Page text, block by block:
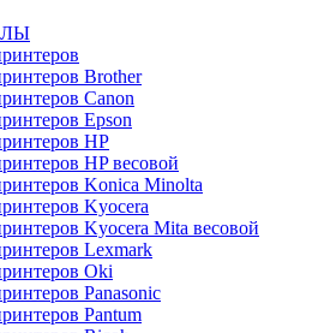
Brother
Canon
Epson
HP
HP весовой
Konica Minolta
Kyocera
Kyocera Mita весовой
Lexmark
Oki
Panasonic
Pantum